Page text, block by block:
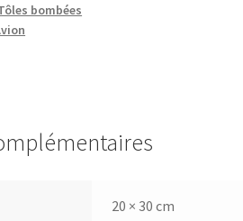
bombées
20 × 30 cm